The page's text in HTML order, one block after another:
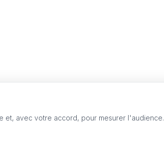
et, avec votre accord, pour mesurer l'audience.